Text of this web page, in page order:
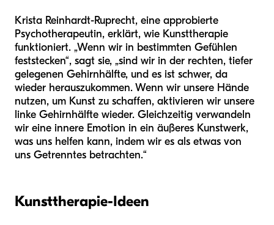
Krista Reinhardt-Ruprecht, eine approbierte
Psychotherapeutin, erklärt, wie Kunsttherapie
funktioniert. „Wenn wir in bestimmten Gefühlen
feststecken“, sagt sie, „sind wir in der rechten, tiefer
gelegenen Gehirnhälfte, und es ist schwer, da
wieder herauszukommen. Wenn wir unsere Hände
nutzen, um Kunst zu schaffen, aktivieren wir unsere
linke Gehirnhälfte wieder. Gleichzeitig verwandeln
wir eine innere Emotion in ein äußeres Kunstwerk,
was uns helfen kann, indem wir es als etwas von
uns Getrenntes betrachten.“
Kunsttherapie-Ideen